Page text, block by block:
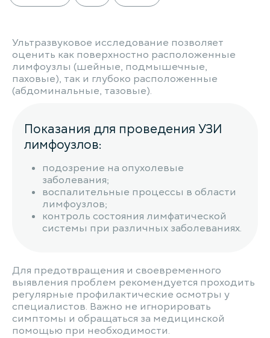
Ультразвуковое исследование позволяет
оценить как поверхностно расположенные
лимфоузлы (шейные, подмышечные,
паховые), так и глубоко расположенные
(абдоминальные, тазовые).
Показания для проведения УЗИ
лимфоузлов:
подозрение на опухолевые
заболевания;
воспалительные процессы в области
лимфоузлов;
контроль состояния лимфатической
системы при различных заболеваниях.
Для предотвращения и своевременного
выявления проблем рекомендуется проходить
регулярные профилактические осмотры у
специалистов. Важно не игнорировать
симптомы и обращаться за медицинской
помощью при необходимости.